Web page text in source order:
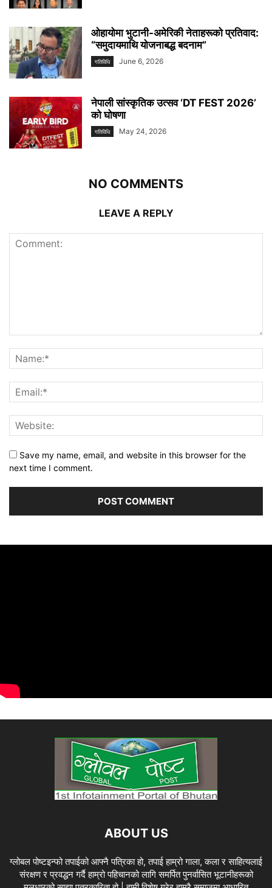
ओहायोमा भुटानी-अमेरिकी नेताहरूको प्रतिवाद:
“समुदायमाथि योजनाबद्ध बदनाम”
गतिविधि June 6, 2026
नेपाली सांस्कृतिक उत्सव ‘DT FEST 2026’
को घोषणा
गतिविधि May 24, 2026
NO COMMENTS
LEAVE A REPLY
Save my name, email, and website in this browser for the
next time I comment.
ABOUT US
ग्लोबल पोष्टइन्फो तपाईको आफ्नै पत्रिका हो, तपाई हाम्रो गाला, कला र साहित्यलाई
संरक्षण र प्रवद्धन गर्दै हाम्रो पहिचानको लागि समर्पित पुनर्वासित भूटानीहरूको